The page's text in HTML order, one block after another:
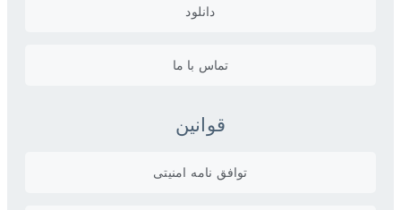
دانلود
تماس با ما
قوانین
توافق نامه امنیتی